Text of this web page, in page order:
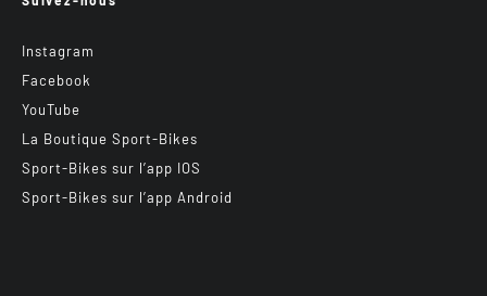
Instagram
Facebook
YouTube
La Boutique Sport-Bikes
Sport-Bikes sur l’app IOS
Sport-Bikes sur l’app Android